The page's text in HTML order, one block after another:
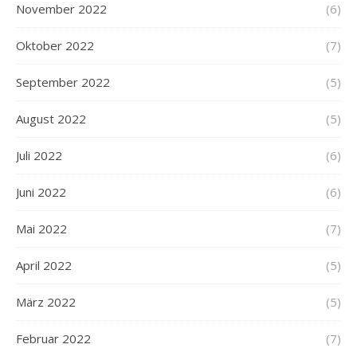
November 2022 (6)
Oktober 2022 (7)
September 2022 (5)
August 2022 (5)
Juli 2022 (6)
Juni 2022 (6)
Mai 2022 (7)
April 2022 (5)
März 2022 (5)
Februar 2022 (7)